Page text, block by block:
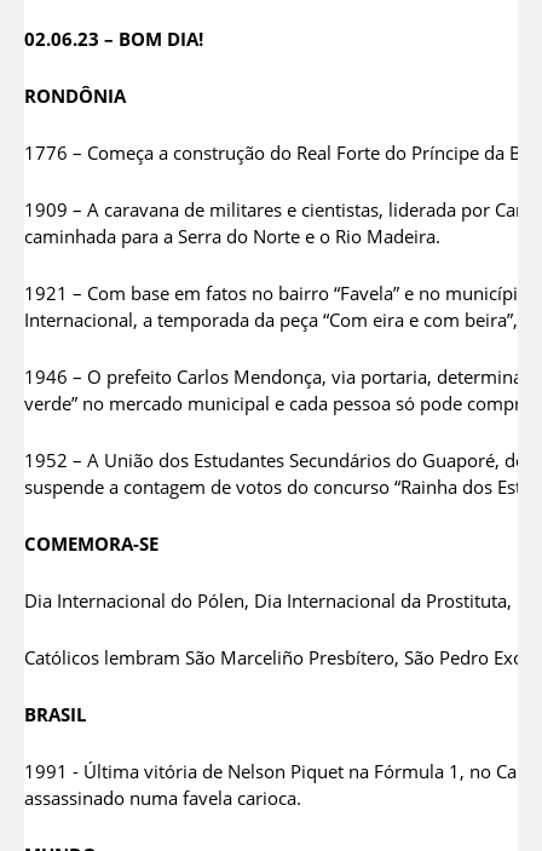
02.06.23 – BOM DIA!
RONDÔNIA
1776 – Começa a construção do Real Forte do Príncipe da
1909 – A caravana de militares e cientistas, liderada por
caminhada para a Serra do Norte e o Rio Madeira.
1921 – Com base em fatos no bairro “Favela” e no município
Internacional, a temporada da peça “Com eira e com beira”,
1946 – O prefeito Carlos Mendonça, via portaria, determina
verde” no mercado municipal e cada pessoa só pode
1952 – A União dos Estudantes Secundários do Guaporé,
suspende a contagem de votos do concurso “Rainha dos
COMEMORA-SE
Dia Internacional do Pólen, Dia Internacional da Prostituta,
Católicos lembram São Marceliño Presbítero, São Pedro
BRASIL
1991 - Última vitória de Nelson Piquet na Fórmula 1, no
assassinado numa favela carioca.